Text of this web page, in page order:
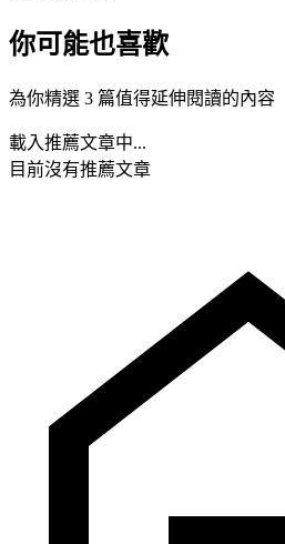
你可能也喜歡
為你精選 3 篇值得延伸閱讀的內容
載入推薦文章中...
目前沒有推薦文章